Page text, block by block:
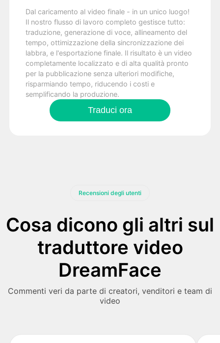
Dal caricamento al video finale - in un unico luogo!
Il nostro flusso di lavoro completo gestisce tutto:
traduzione, generazione di voce, allineamento del
tempo, ottimizzazione della sincronizzazione dei
labbra, e l'esportazione finale. Il risultato è un video
completamente localizzato e di alta qualità pronto
per la pubblicazione senza ulteriori modifiche,
risparmiando tempo, riducendo i costi e
semplificando la produzione.
Traduci ora
Recensioni degli utenti
Cosa dicono gli altri sul
traduttore video
DreamFace
Commenti veri da parte di creatori, venditori e team di
video